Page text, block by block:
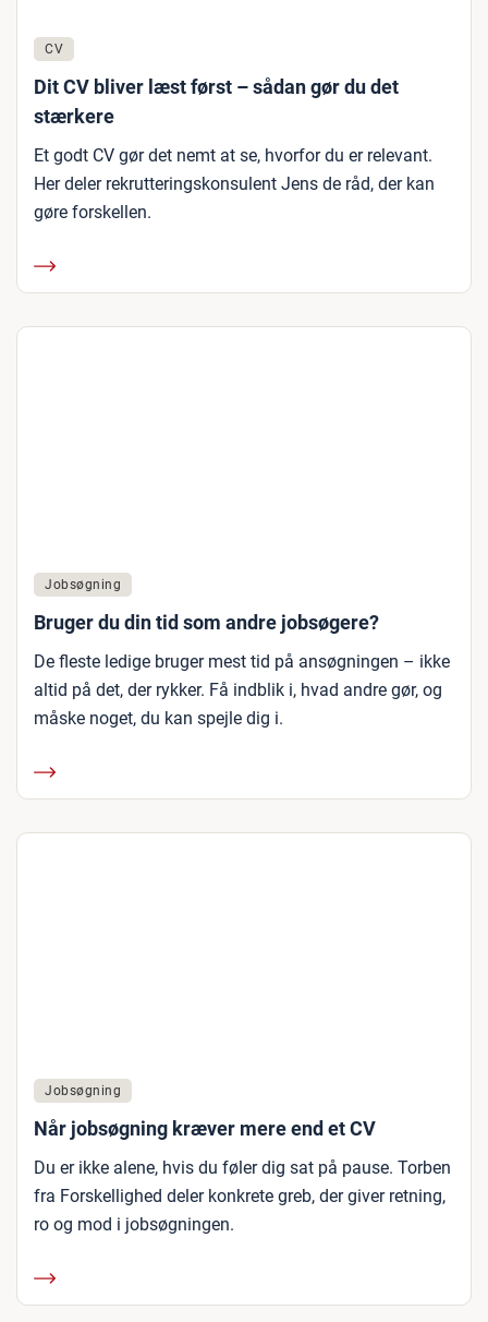
CV
Dit CV bliver læst først – sådan gør du det
stærkere
Et godt CV gør det nemt at se, hvorfor du er relevant.
Her deler rekrutteringskonsulent Jens de råd, der kan
gøre forskellen.
Jobsøgning
Bruger du din tid som andre jobsøgere?
De fleste ledige bruger mest tid på ansøgningen – ikke
altid på det, der rykker. Få indblik i, hvad andre gør, og
måske noget, du kan spejle dig i.
Jobsøgning
Når jobsøgning kræver mere end et CV
Du er ikke alene, hvis du føler dig sat på pause. Torben
fra Forskellighed deler konkrete greb, der giver retning,
ro og mod i jobsøgningen.